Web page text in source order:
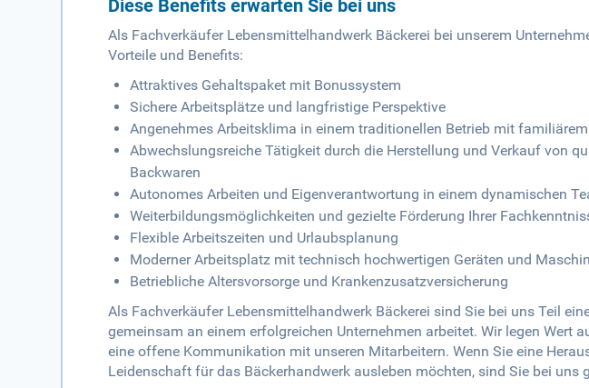
Diese Benefits erwarten Sie bei uns
Als Fachverkäufer Lebensmittelhandwerk Bäckerei bei unserem
Vorteile und Benefits:
Attraktives Gehaltspaket mit Bonussystem
Sichere Arbeitsplätze und langfristige Perspektive
Angenehmes Arbeitsklima in einem traditionellen Betrieb mit
Abwechslungsreiche Tätigkeit durch die Herstellung und Verkauf von
Backwaren
Autonomes Arbeiten und Eigenverantwortung in einem dynamischen
Weiterbildungsmöglichkeiten und gezielte Förderung Ihrer
Flexible Arbeitszeiten und Urlaubsplanung
Moderner Arbeitsplatz mit technisch hochwertigen Geräten und
Betriebliche Altersvorsorge und Krankenzusatzversicherung
Als Fachverkäufer Lebensmittelhandwerk Bäckerei sind Sie bei uns Teil
gemeinsam an einem erfolgreichen Unternehmen arbeitet. Wir legen Wert
eine offene Kommunikation mit unseren Mitarbeitern. Wenn Sie eine
Leidenschaft für das Bäckerhandwerk ausleben möchten, sind Sie bei uns